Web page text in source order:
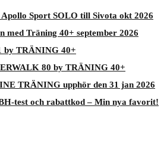
Sport SOLO till Sivota okt 2026
med Träning 40+ september 2026
by TRÄNING 40+
80 by TRÄNING 40+
TRÄNING upphör den 31 jan 2026
test och rabattkod – Min nya favorit!